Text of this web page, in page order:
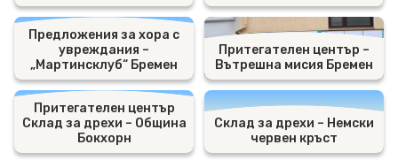
Предложения за хора с
увреждания –
„Мартинсклуб“ Бремен
Притегателен център –
Вътрешна мисия Бремен
Притегателен център
Склад за дрехи – Община
Бокхорн
Склад за дрехи – Немски
червен кръст